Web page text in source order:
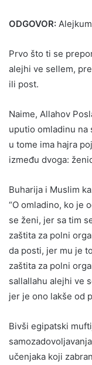
ODGOVOR:
Prvo što ti se
alejhi ve sellem,
ili post.
Naime, Allahov
uputio omladinu na
u tome ima hajra
između dvoga:
Buharija i Muslim
“O omladino, ko je
se ženi, jer sa tim
zaštita za polni
da posti, jer mu je
zaštita za polni
sallallahu alejhi ve
jer je ono lakše od
Bivši egipatski
učenjaka koji